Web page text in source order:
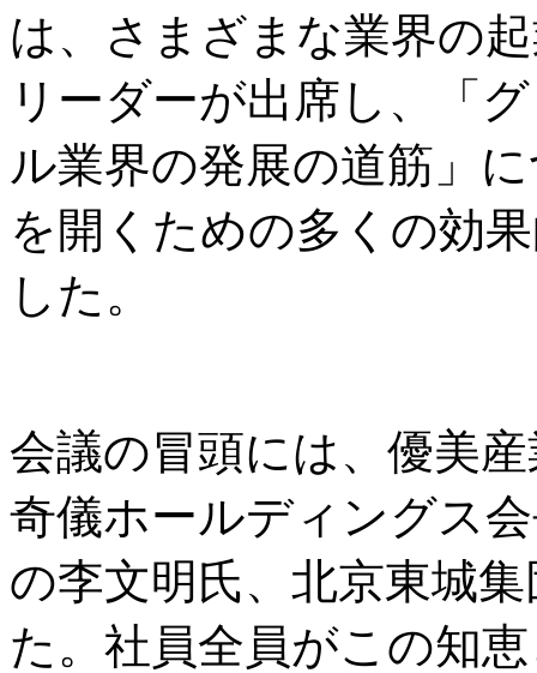
は、さまざまな業界の
リーダーが出席し、「
ル業界の発展の道筋」
を開くための多くの効
した。
会議の冒頭には、優美
奇儀ホールディングス
の李文明氏、北京東城
た。社員全員がこの知